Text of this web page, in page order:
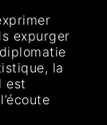
expurger
la
est